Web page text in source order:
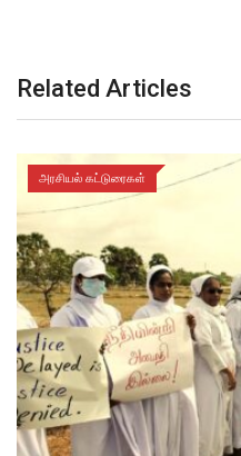
Related Articles
அரசியல் கட்டுரைகள்